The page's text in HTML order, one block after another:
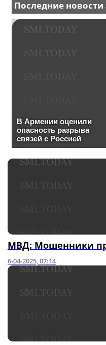
МВД: Мошенники
6-04-2025, 07:14